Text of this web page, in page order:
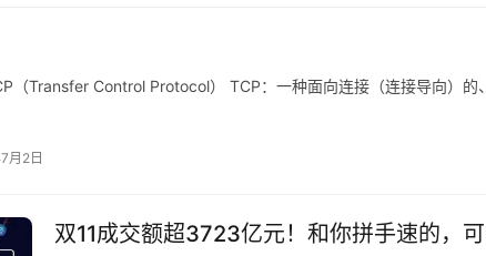
（Transfer Control Protocol） TCP：一种面向连接（连接导向）的
月2日
双11成交额超3723亿元！和你拼手速的，